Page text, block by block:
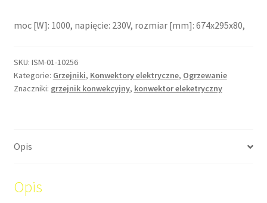
moc [W]: 1000, napięcie: 230V, rozmiar [mm]: 674x295x80,
SKU: ISM-01-10256
Kategorie: Grzejniki, Konwektory elektryczne, Ogrzewanie
Znaczniki: grzejnik konwekcyjny, konwektor eleketryczny
Opis
Opis